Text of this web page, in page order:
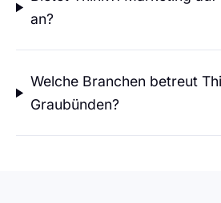
an?
Welche Branchen betreut
Graubünden?